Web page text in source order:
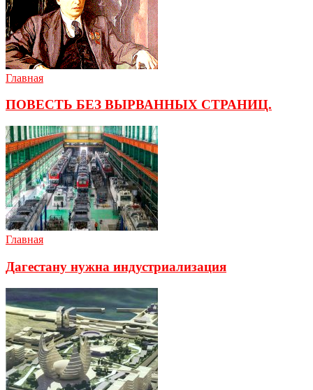
Главная
ПОВЕСТЬ БЕЗ ВЫРВАННЫХ СТРАНИЦ.
Главная
Дагестану нужна индустриализация